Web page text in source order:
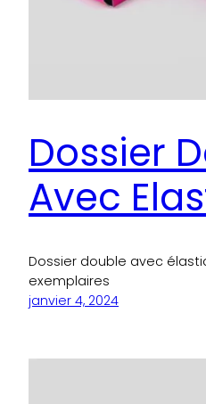
Dossier
Avec
Dossier double avec
exemplaires
janvier 4, 2024